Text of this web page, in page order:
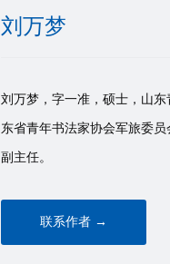
刘万梦
刘万梦，字一准，硕士，山
东省青年书法家协会军旅委
副主任。
联系作者 →